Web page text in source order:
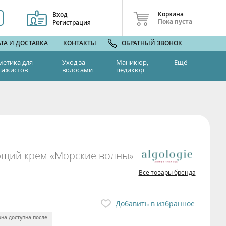
Вход
Регистрация
Корзина
Пока пуста
И ДОСТАВКА КОНТАКТЫ ОБРАТНЫЙ ЗВОНОК
для
Уход за
волосами
Маникюр,
педикюр
Ещё
крем «Морские волны»
Все товары бренда
Добавить в избранное
доступна после